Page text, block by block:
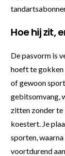
Hoe hij zit,
De pasvorm is
hoeft te
of gewoon
gebitsomvang,
zitten zonder te
koestert. Je
sporten,
voortdurend